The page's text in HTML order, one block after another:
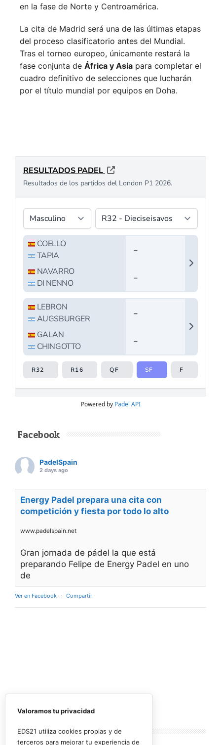
en la fase de Norte y Centroamérica.
La cita de Madrid será una de las últimas etapas
del proceso clasificatorio antes del Mundial.
Tras el torneo europeo, únicamente restará la
fase conjunta de África y Asia para completar el
cuadro definitivo de selecciones que lucharán
por el título mundial por equipos en Doha.
Powered by Padel API
Facebook
PadelSpain
2 days ago
Energy Padel prepara una cita con
competición y fiesta por todo lo alto
www.padelspain.net
Gran jornada de pádel la que está
preparando Felipe de Energy Padel en uno
de
Ver en Facebook · Compartir
Lo másleído
Valoramos tu privacidad
EDS21 utiliza cookies propias y de
terceros para mejorar tu experiencia de